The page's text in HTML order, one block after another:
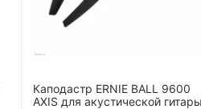
Каподастр ERNIE BALL 9600
AXIS для акустической гитары